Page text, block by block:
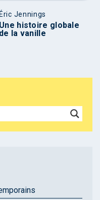
Éric Jennings
Une histoire globale
de la vanille